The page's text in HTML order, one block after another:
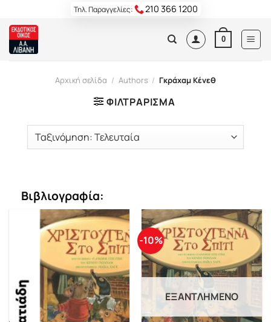
content
Τηλ. Παραγγελίες: 210 366 1200
0
Αρχική σελίδα / Authors / Γκράχαμ Κένεθ
ΦΙΛΤΡΆΡΙΣΜΑ
Βιβλιογραφία:
-10%
ΕΞΑΝΤΛΗΜΈΝΟ